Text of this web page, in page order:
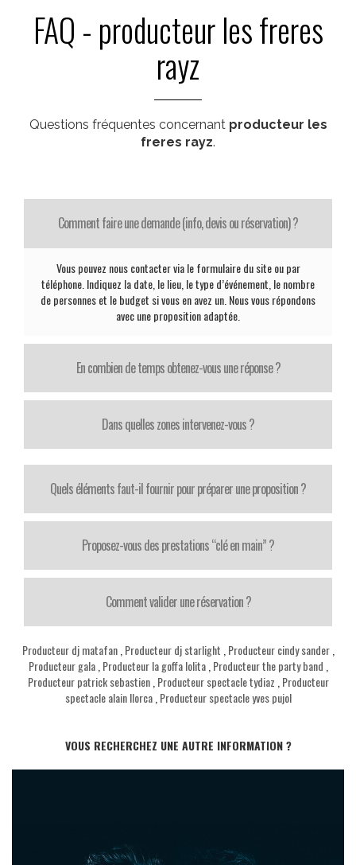
FAQ - producteur les freres
rayz
Questions fréquentes concernant producteur les
freres rayz.
Comment faire une demande (info, devis ou réservation) ?
Vous pouvez nous contacter via le formulaire du site ou par
téléphone. Indiquez la date, le lieu, le type d’événement, le nombre
de personnes et le budget si vous en avez un. Nous vous répondons
avec une proposition adaptée.
En combien de temps obtenez-vous une réponse ?
Dans quelles zones intervenez-vous ?
Quels éléments faut-il fournir pour préparer une proposition ?
Proposez-vous des prestations “clé en main” ?
Comment valider une réservation ?
Producteur dj matafan, Producteur dj starlight Producteur cindy sander,
Producteur gala, Producteur la goffa lolita, Producteur the party band
Producteur patrick sebastien, Producteur spectacle tydiaz Producteur
spectacle alain llorca, Producteur spectacle yves pujol
VOUS RECHERCHEZ UNE AUTRE INFORMATION ?